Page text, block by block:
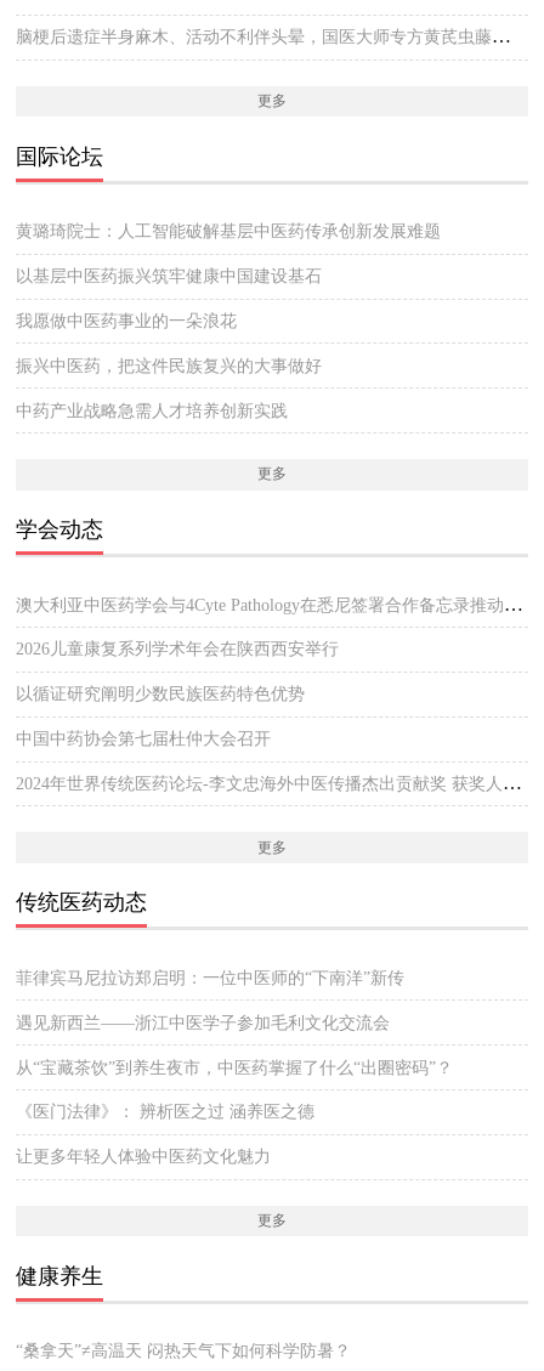
脑梗后遗症半身麻木、活动不利伴头晕，国医大师专方黄芪虫藤饮的实战医案
更多
国际论坛
黄璐琦院士：人工智能破解基层中医药传承创新发展难题
以基层中医药振兴筑牢健康中国建设基石
我愿做中医药事业的一朵浪花
振兴中医药，把这件民族复兴的大事做好
中药产业战略急需人才培养创新实践
更多
学会动态
澳大利亚中医药学会与4Cyte Pathology在悉尼签署合作备忘录推动中医临床与现代病理检测协作 开启澳大利亚中医专业发展新篇章
2026儿童康复系列学术年会在陕西西安举行
以循证研究阐明少数民族医药特色优势
中国中药协会第七届杜仲大会召开
2024年世界传统医药论坛-李文忠海外中医传播杰出贡献奖 获奖人员公示
更多
传统医药动态
菲律宾马尼拉访郑启明：一位中医师的“下南洋”新传
遇见新西兰——浙江中医学子参加毛利文化交流会
从“宝藏茶饮”到养生夜市，中医药掌握了什么“出圈密码”？
《医门法律》： 辨析医之过 涵养医之德
让更多年轻人体验中医药文化魅力
更多
健康养生
“桑拿天”≠高温天 闷热天气下如何科学防暑？